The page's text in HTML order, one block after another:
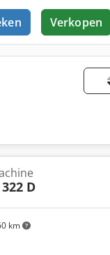
Verkopen
km
D